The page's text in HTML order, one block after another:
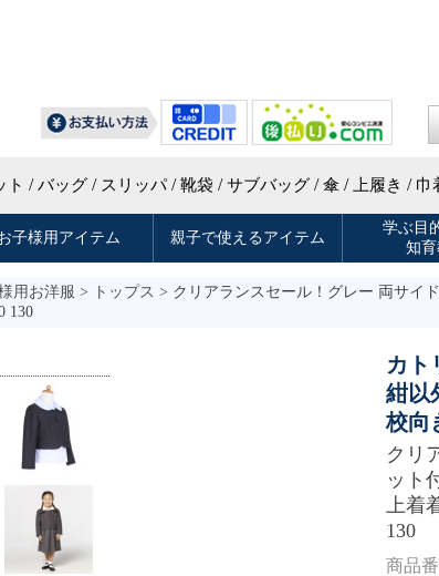
用お洋服 > トップス > クリアランスセール！グレー 両サイ
130
カト
紺以
校向
クリ
ット
上着
130
商品